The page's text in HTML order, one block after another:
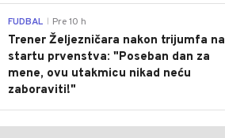
FUDBAL Pre 10 h
Trener Željezničara nakon trijumfa na
startu prvenstva: "Poseban dan za
mene, ovu utakmicu nikad neću
zaboraviti!"